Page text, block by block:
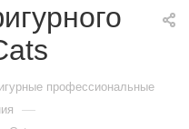
профессиональные
—